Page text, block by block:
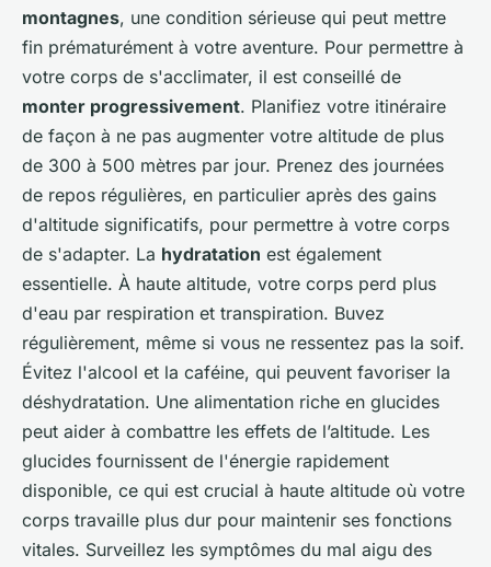
montagnes, une condition sérieuse qui peut mettre
fin prématurément à votre aventure. Pour permettre à
votre corps de s'acclimater, il est conseillé de
monter progressivement. Planifiez votre itinéraire
de façon à ne pas augmenter votre altitude de plus
de 300 à 500 mètres par jour. Prenez des journées
de repos régulières, en particulier après des gains
d'altitude significatifs, pour permettre à votre corps
de s'adapter. La hydratation est également
essentielle. À haute altitude, votre corps perd plus
d'eau par respiration et transpiration. Buvez
régulièrement, même si vous ne ressentez pas la soif.
Évitez l'alcool et la caféine, qui peuvent favoriser la
déshydratation. Une alimentation riche en glucides
peut aider à combattre les effets de l’altitude. Les
glucides fournissent de l'énergie rapidement
disponible, ce qui est crucial à haute altitude où votre
corps travaille plus dur pour maintenir ses fonctions
vitales. Surveillez les symptômes du mal aigu des